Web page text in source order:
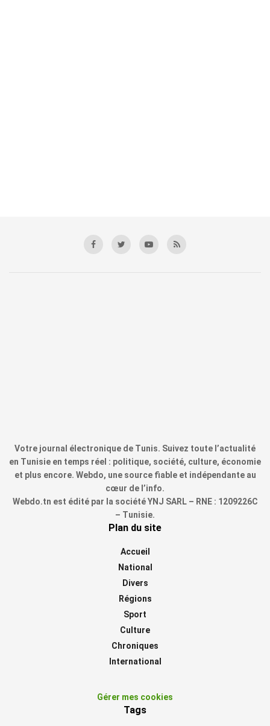
Votre journal électronique de Tunis. Suivez toute l’actualité
en Tunisie en temps réel : politique, société, culture, économie
et plus encore. Webdo, une source fiable et indépendante au
cœur de l’info.
Webdo.tn est édité par la société YNJ SARL – RNE : 1209226C
– Tunisie.
Plan du site
Accueil
National
Divers
Régions
Sport
Culture
Chroniques
International
Gérer mes cookies
Tags